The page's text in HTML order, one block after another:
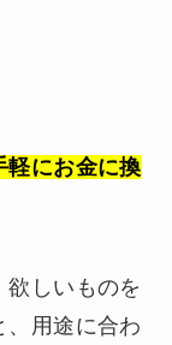
軽にお金に換
しいものを
、用途に合わ